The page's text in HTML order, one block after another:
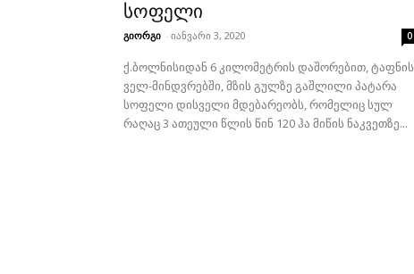
სოფელი
გიორგი - იანვარი 3, 2020 0
ქ.ბოლნისიდან 6 კილომეტრის დაშორებით, ტაფნის
ველ-მინდვრებში, მზის გულზე გაშლილი პატარა
სოფელი დისველი მდებარეობს, რომელიც სულ
რაღაც 3 ათეული წლის წინ 120 ჰა მიწის ნაკვეთზე...